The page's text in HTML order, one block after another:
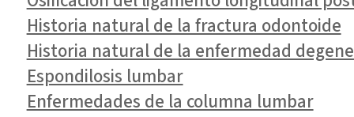
Historia natural de la fractura odontoide
Historia natural de la enfermedad
Espondilosis lumbar
Enfermedades de la columna lumbar